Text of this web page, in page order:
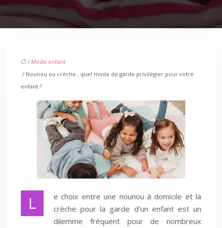
/ Mode enfant
/ Nounou ou crèche : quel mode de garde privilégier pour votre
enfant ?
L
e choix entre une nounou à domicile et la
crèche pour la garde d’un enfant est un
dilemme fréquent pour de nombreux